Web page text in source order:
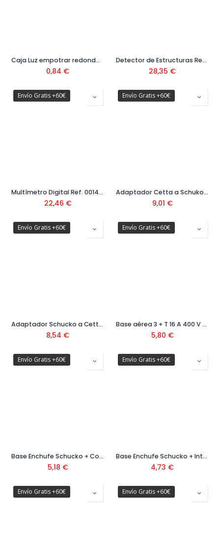
Caja Luz empotrar redonda 46x48
0,84 €
Detector de Estructuras Ref. FMHTO-77407
28,35 €
Envío Gratis +60€
Multímetro Digital Ref. 001401280
22,46 €
Envío Gratis +60€
Adaptador Cetta a Schuko con tapa 16A 250V Ref:11505
9,01 €
Envío Gratis +60€
Adaptador Schucko a Cetta 16A 230V Ref:11501
8,54 €
Envío Gratis +60€
Base aérea 3 + T 16 A 400 V Ref:11354
5,80 €
Envío Gratis +60€
Base Enchufe Schucko + Conmutador Doble IP54 Ref: 5407
5,18 €
Envío Gratis +60€
Base Enchufe Schucko + Interruptor IP54 Ref: 5406
4,73 €
Envío Gratis +60€ Envío Gratis +60€